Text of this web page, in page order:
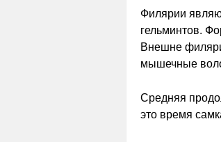
Филярии
гельминтов.
Внешне
мышечные
Средняя
это время